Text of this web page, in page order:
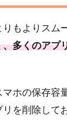
もよりスム
多くのアプ
ホの保存容
を削除して